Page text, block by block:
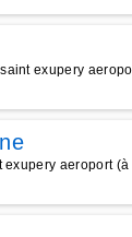
exupery
aeroport